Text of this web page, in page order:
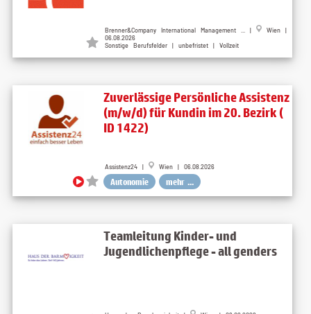
Brenner&Company International Management ... |
Wien |
06.08.2026
Sonstige Berufsfelder | unbefristet | Vollzeit
Zuverlässige Persönliche Assistenz
(m/w/d) für Kundin im 20. Bezirk (
ID 1422)
Assistenz24 | Wien | 06.08.2026
Autonomie mehr ...
Teamleitung Kinder- und
Jugendlichenpflege - all genders